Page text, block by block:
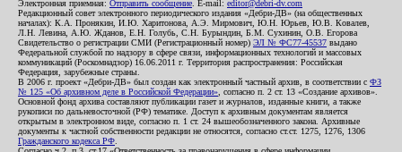
Электронная приемная: Отправить сообщение . E-mail: editor@debri-dv.com
Редакционный совет электронного периодического издания «Дебри-ДВ» (на общественных
началах): К.А. Пронякин, И.Ю. Харитонова, А.Э. Мирмович, Ю.Н. Юрьев, Ю.В. Ковалев,
Л.Н. Левина, А.Ю. Жданов, Е.Н. Голубь, С.Н. Бурындин, Б.М. Сухинин, О.В. Егорова
Свидетельство о регистрации СМИ (Регистрационный номер) ЭЛ № ФС77-45537 выдано
Федеральной службой по надзору в сфере связи, информационных технологий и массовых
коммуникаций (Роскомнадзор) 16.06.2011 г. Территория распространения: Российская
Федерация, зарубежные страны.
В 2006 г. проект «Дебри-ДВ» был создан как электронный частный архив, в соответствии с ФЗ
№ 125 «Об архивном деле в Российской Федерации» , согласно п. 2 ст. 13 «Создание архивов».
Основной фонд архива составляют публикации газет и журналов, изданные книги, а также
рукописи по дальневосточной (РФ) тематике. Доступ к архивным документам является
открытым в электронном виде, согласно п. 1 ст. 24 вышеобозначенного закона. Архивные
документы к частной собственности редакции не относятся, согласно ст.ст. 1275, 1276, 1306
Гражданского кодекса РФ